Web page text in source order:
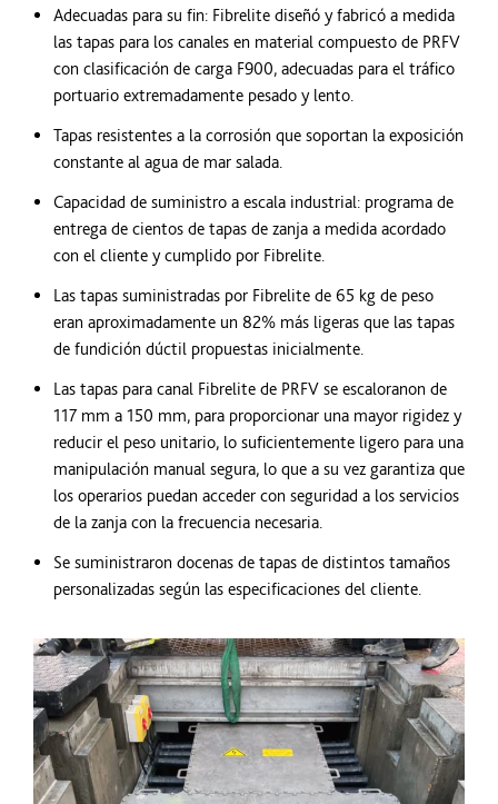
Adecuadas para su fin: Fibrelite diseñó y fabricó a medida
las tapas para los canales en material compuesto de PRFV
con clasificación de carga F900, adecuadas para el tráfico
portuario extremadamente pesado y lento.
Tapas resistentes a la corrosión que soportan la exposición
constante al agua de mar salada.
Capacidad de suministro a escala industrial: programa de
entrega de cientos de tapas de zanja a medida acordado
con el cliente y cumplido por Fibrelite.
Las tapas suministradas por Fibrelite de 65 kg de peso
eran aproximadamente un 82% más ligeras que las tapas
de fundición dúctil propuestas inicialmente.
Las tapas para canal Fibrelite de PRFV se escaloranon de
117 mm a 150 mm, para proporcionar una mayor rigidez y
reducir el peso unitario, lo suficientemente ligero para una
manipulación manual segura, lo que a su vez garantiza que
los operarios puedan acceder con seguridad a los servicios
de la zanja con la frecuencia necesaria.
Se suministraron docenas de tapas de distintos tamaños
personalizadas según las especificaciones del cliente.